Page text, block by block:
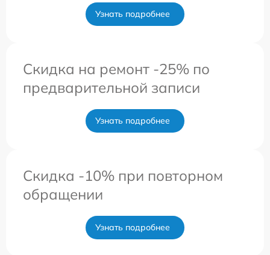
Узнать подробнее
Скидка на ремонт -25% по
предварительной записи
Узнать подробнее
Скидка -10% при повторном
обращении
Узнать подробнее